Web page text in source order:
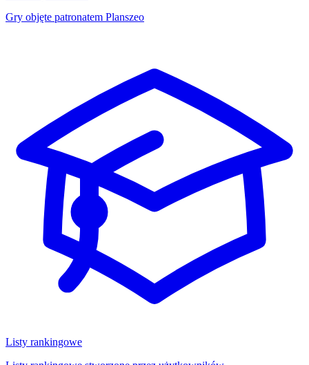
Gry objęte patronatem Planszeo
Listy rankingowe